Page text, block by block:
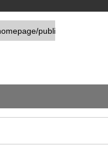
public_html/usr/